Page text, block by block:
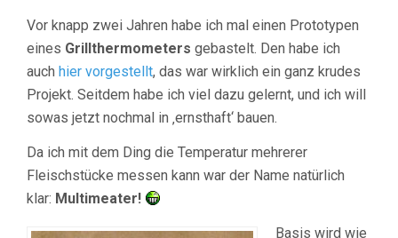
Vor knapp zwei Jahren habe ich mal einen Prototypen
eines Grillthermometers gebastelt. Den habe ich
auch hier vorgestellt, das war wirklich ein ganz krudes
Projekt. Seitdem habe ich viel dazu gelernt, und ich will
sowas jetzt nochmal in ‚ernsthaft‘ bauen.
Da ich mit dem Ding die Temperatur mehrerer
Fleischstücke messen kann war der Name natürlich
klar: Multimeater!
Basis wird wie